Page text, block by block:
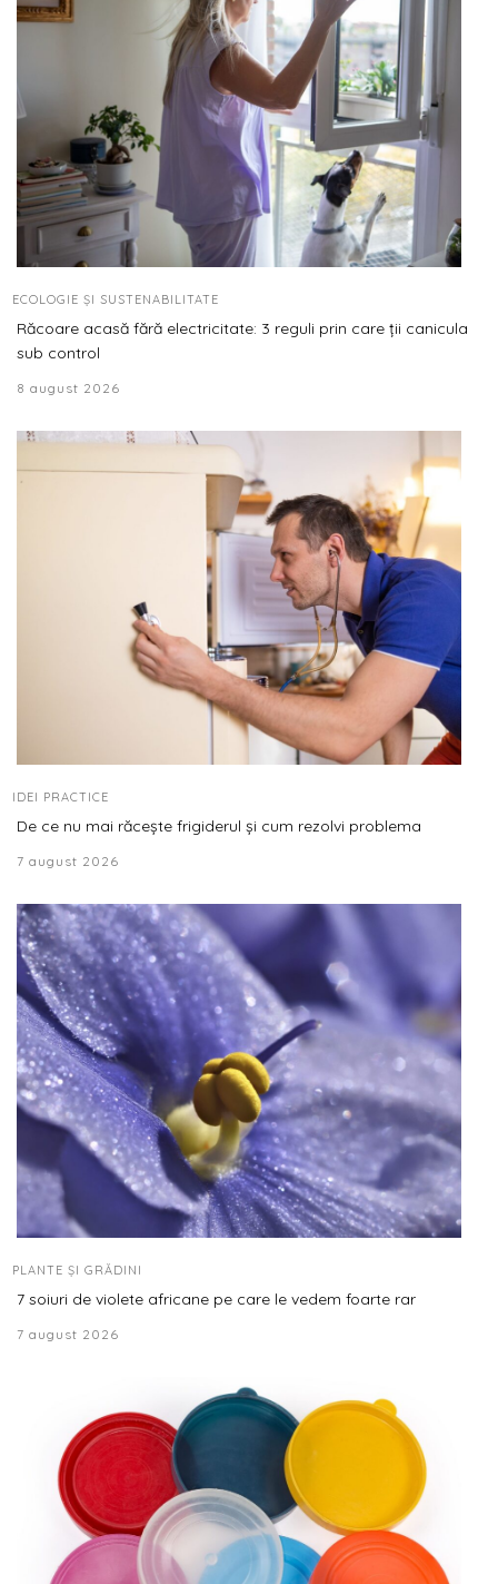
ECOLOGIE ȘI SUSTENABILITATE
Răcoare acasă fără electricitate: 3 reguli prin care ții canicula
sub control
8 august 2026
IDEI PRACTICE
De ce nu mai răcește frigiderul și cum rezolvi problema
7 august 2026
PLANTE ȘI GRĂDINI
7 soiuri de violete africane pe care le vedem foarte rar
7 august 2026